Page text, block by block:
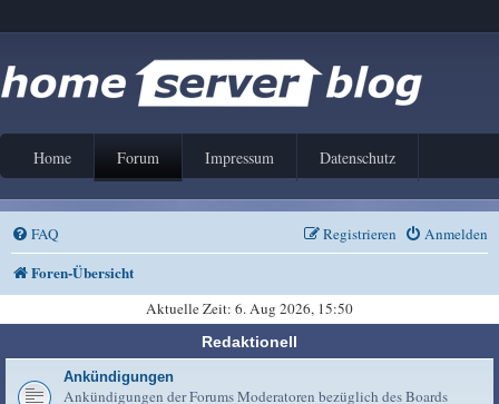
Home Forum Impressum Datenschutz
FAQ Anmelden
Registrieren
Foren-Übersicht
Aktuelle Zeit: 6. Aug 2026, 15:50
Redaktionell
Ankündigungen
Ankündigungen der Forums Moderatoren bezüglich des Boards